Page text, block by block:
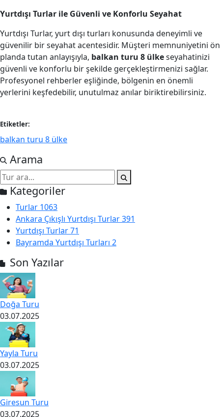
Yurtdışı Turlar ile Güvenli ve Konforlu Seyahat
Yurtdışı Turlar, yurt dışı turları konusunda deneyimli ve
güvenilir bir seyahat acentesidir. Müşteri memnuniyetini ön
planda tutan anlayışıyla, balkan turu 8 ülkeseyahatinizi
güvenli ve konforlu bir şekilde gerçekleştirmenizi sağlar.
Profesyonel rehberler eşliğinde, bölgenin en önemli
yerlerini keşfedebilir, unutulmaz anılar biriktirebilirsiniz.
Etiketler:
balkan turu 8 ülke
Arama
Kategoriler
Turlar 1063
Ankara Çıkışlı Yurtdışı Turlar391
Yurtdışı Turlar71
Bayramda Yurtdışı Turları 2
Son Yazılar
Doğa Turu
03.07.2025
Yayla Turu
03.07.2025
Giresun Turu
03.07.2025